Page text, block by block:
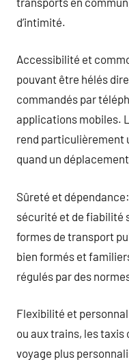
d’intimité.
Accessibilité et
pouvant être hélés
commandés par
applications mobiles.
rend particulièrement
quand un
Sûreté et
sécurité et de fiabilité
formes de transport
bien formés et
régulés par des
Flexibilité et
ou aux trains, les
voyage plus